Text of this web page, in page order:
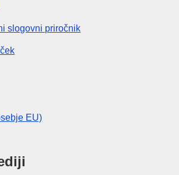
slogovni priročnik
EU)